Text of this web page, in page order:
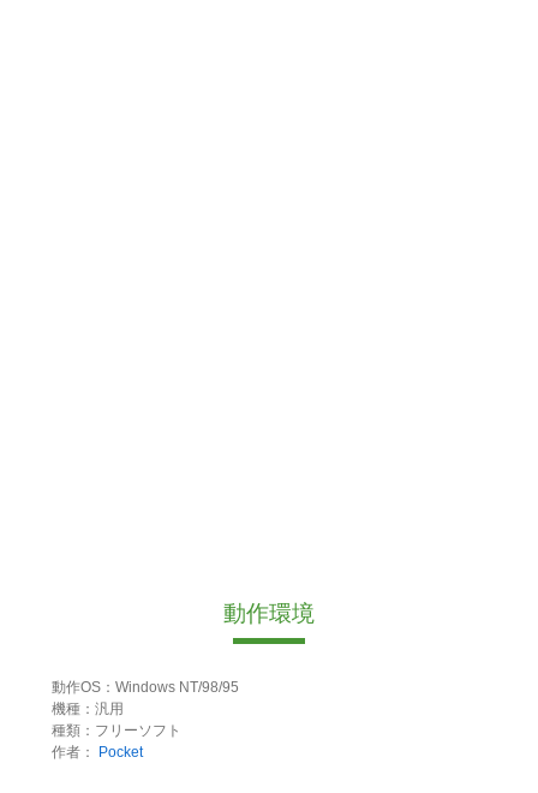
動作環境
動作OS：Windows NT/98/95
機種：汎用
種類：フリーソフト
作者：
Pocket